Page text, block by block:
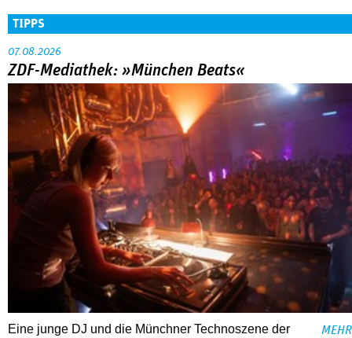
TIPPS
07.08.2026
ZDF-Mediathek: »München Beats«
Eine junge DJ und die Münchner Technoszene der
MEHR